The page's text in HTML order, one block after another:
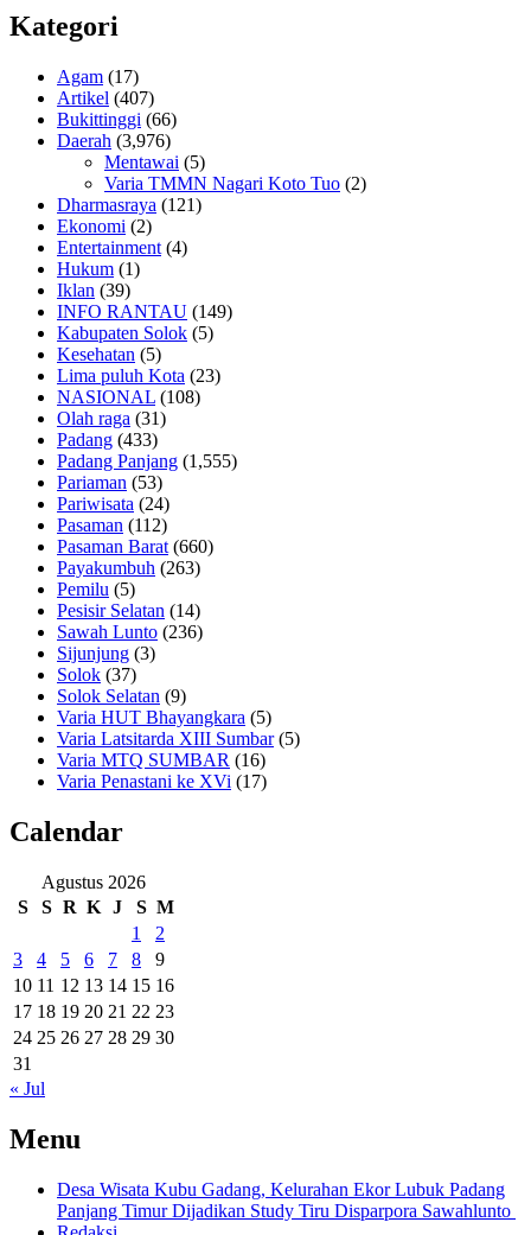
Kategori
Agam (17)
Artikel (407)
Bukittinggi (66)
Daerah (3,976)
Mentawai (5)
Varia TMMN Nagari Koto Tuo (2)
Dharmasraya (121)
Ekonomi (2)
Entertainment (4)
Hukum (1)
Iklan (39)
INFO RANTAU (149)
Kabupaten Solok (5)
Kesehatan (5)
Lima puluh Kota (23)
NASIONAL (108)
Olah raga (31)
Padang (433)
Padang Panjang (1,555)
Pariaman (53)
Pariwisata (24)
Pasaman (112)
Pasaman Barat (660)
Payakumbuh (263)
Pemilu (5)
Pesisir Selatan (14)
Sawah Lunto (236)
Sijunjung (3)
Solok (37)
Solok Selatan (9)
Varia HUT Bhayangkara (5)
Varia Latsitarda XIII Sumbar(5)
Varia MTQ SUMBAR (16)
Varia Penastani ke XVi (17)
Calendar
Agustus 2026
S
S R K J S M
1
2
3
4 5 6 7 8
9
10 11 12 13 14 15 16
17 18 19 20 21 22 23
24 25 26 27 28 29 30
31
« Jul
Menu
Desa Wisata Kubu Gadang, Kelurahan Ekor Lubuk Padang
Panjang Timur Dijadikan Study Tiru Disparpora Sawahlunto